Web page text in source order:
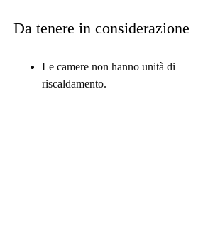
Da tenere in considerazione
Le camere non hanno unità di
riscaldamento.